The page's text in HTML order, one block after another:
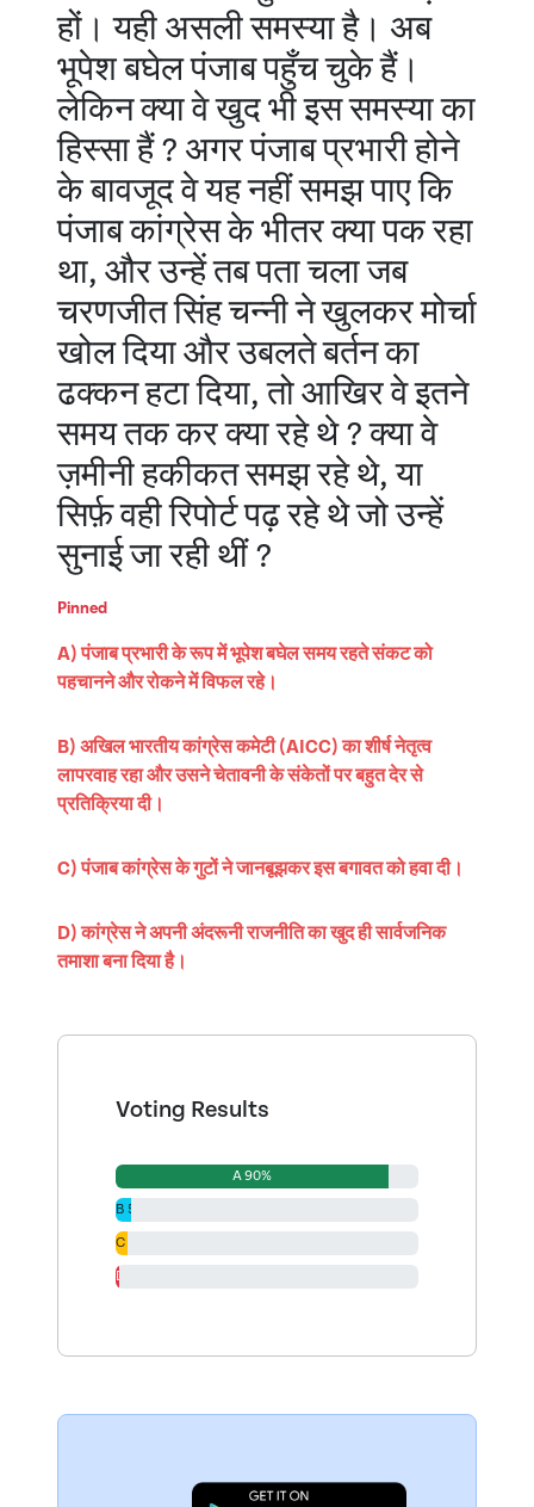
हों। यही असली समस्या है। अब
भूपेश बघेल पंजाब पहुँच चुके हैं।
लेकिन क्या वे खुद भी इस समस्या का
हिस्सा हैं ? अगर पंजाब प्रभारी होने
के बावजूद वे यह नहीं समझ पाए कि
पंजाब कांग्रेस के भीतर क्या पक रहा
था, और उन्हें तब पता चला जब
चरणजीत सिंह चन्नी ने खुलकर मोर्चा
खोल दिया और उबलते बर्तन का
ढक्कन हटा दिया, तो आखिर वे इतने
समय तक कर क्या रहे थे ? क्या वे
ज़मीनी हकीकत समझ रहे थे, या
सिर्फ़ वही रिपोर्ट पढ़ रहे थे जो उन्हें
सुनाई जा रही थीं ?
Pinned
A) पंजाब प्रभारी के रूप में भूपेश बघेल समय रहते संकट को
पहचानने और रोकने में विफल रहे।
B) अखिल भारतीय कांग्रेस कमेटी (AICC) का शीर्ष नेतृत्व
लापरवाह रहा और उसने चेतावनी के संकेतों पर बहुत देर से
प्रतिक्रिया दी।
C) पंजाब कांग्रेस के गुटों ने जानबूझकर इस बगावत को हवा दी।
D) कांग्रेस ने अपनी अंदरूनी राजनीति का खुद ही सार्वजनिक
तमाशा बना दिया है।
Voting Results
A 90%
B 5%
C 4%
D 1%